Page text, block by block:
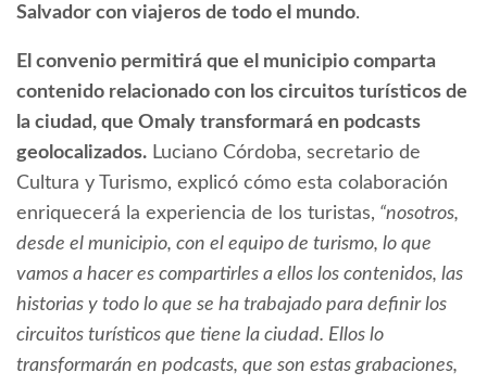
Salvador con viajeros de todo el mundo.
El convenio permitirá que el municipio comparta
contenido relacionado con los circuitos turísticos de
la ciudad, que Omaly transformará en podcasts
geolocalizados. Luciano Córdoba, secretario de
Cultura y Turismo, explicó cómo esta colaboración
enriquecerá la experiencia de los turistas, “nosotros,
desde el municipio, con el equipo de turismo, lo que
vamos a hacer es compartirles a ellos los contenidos, las
historias y todo lo que se ha trabajado para definir los
circuitos turísticos que tiene la ciudad. Ellos lo
transformarán en podcasts, que son estas grabaciones,